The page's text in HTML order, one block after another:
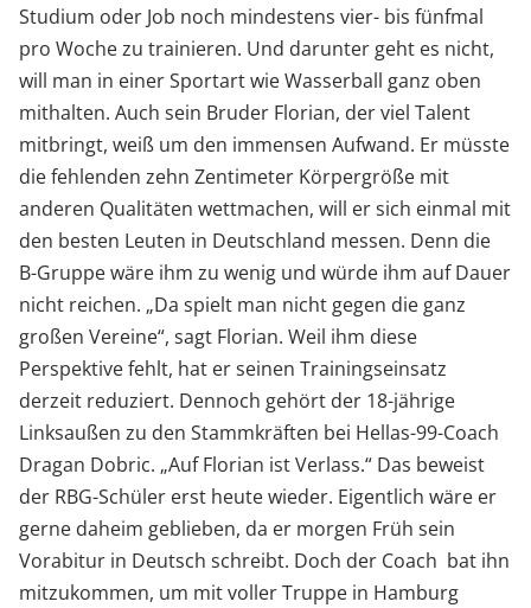
Studium oder Job noch mindestens vier- bis fünfmal
pro Woche zu trainieren. Und darunter geht es nicht,
will man in einer Sportart wie Wasserball ganz oben
mithalten. Auch sein Bruder Florian, der viel Talent
mitbringt, weiß um den immensen Aufwand. Er müsste
die fehlenden zehn Zentimeter Körpergröße mit
anderen Qualitäten wettmachen, will er sich einmal mit
den besten Leuten in Deutschland messen. Denn die
B-Gruppe wäre ihm zu wenig und würde ihm auf Dauer
nicht reichen. „Da spielt man nicht gegen die ganz
großen Vereine“, sagt Florian. Weil ihm diese
Perspektive fehlt, hat er seinen Trainingseinsatz
derzeit reduziert. Dennoch gehört der 18-jährige
Linksaußen zu den Stammkräften bei Hellas-99-Coach
Dragan Dobric. „Auf Florian ist Verlass.“ Das beweist
der RBG-Schüler erst heute wieder. Eigentlich wäre er
gerne daheim geblieben, da er morgen Früh sein
Vorabitur in Deutsch schreibt. Doch der Coach bat ihn
mitzukommen, um mit voller Truppe in Hamburg